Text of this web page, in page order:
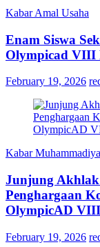
Kabar Amal Usaha
Enam Siswa
Olympicad VIII
February 19, 2026
Kabar
Junjung
Penghargaan
OlympicAD VIII
February 19, 2026